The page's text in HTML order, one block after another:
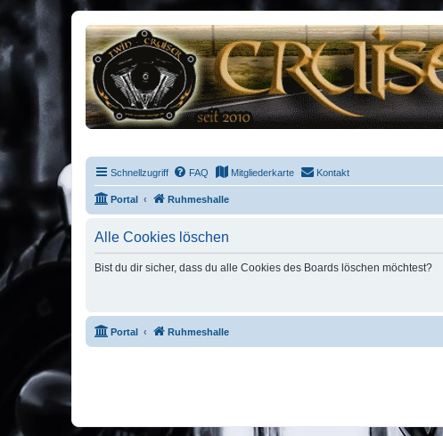
Schnellzugriff FAQ Mitgliederkarte Kontakt
Portal Ruhmeshalle
Alle Cookies löschen
Bist du dir sicher, dass du alle Cookies des Boards löschen möchtest?
Portal Ruhmeshalle